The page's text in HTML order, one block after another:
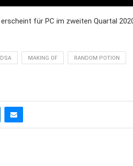
erscheint für PC im zweiten Quartal
DSA MAKING OF RANDOM POTION